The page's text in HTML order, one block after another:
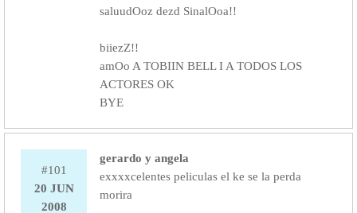
saluudOoz dezd SinalOoa!!
biiezZ!!
amOo A TOBIIN BELL I A TODOS LOS
ACTORES OK
BYE
#101
20 JUN
2008
gerardo y angela
exxxxcelentes peliculas el ke se la perda
morira